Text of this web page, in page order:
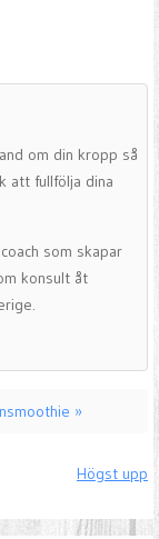
om din kropp så
att fullfölja dina
som skapar
konsult åt
»
Högst upp